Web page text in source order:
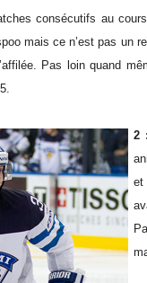
consécutifs au
mais ce n’est pas un
Pas loin quand
2 :
et